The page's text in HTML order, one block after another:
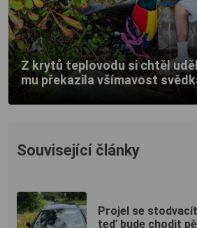
Z krytů teplovodu si chtěl
mu překazila všímavost
Související články
Projel se
teď bude chodit